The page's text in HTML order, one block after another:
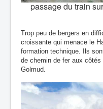
passage du train
Trop peu de bergers en
croissante qui menace le
formation technique. Ils
de chemin de fer aux
Golmud.